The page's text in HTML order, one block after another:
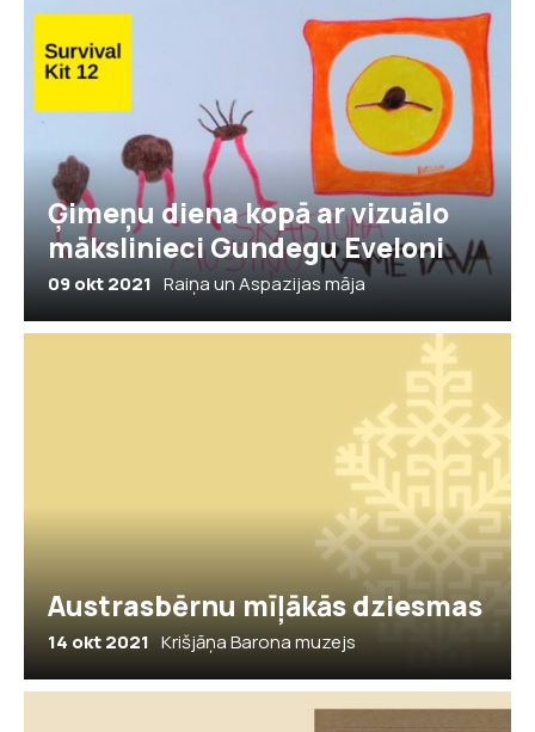
Ģimeņu diena kopā ar vizuālo
mākslinieci Gundegu Eveloni
09 okt 2021 Raiņa un Aspazijas māja
Austrasbērnu mīļākās dziesmas
14 okt 2021 Krišjāņa Barona muzejs